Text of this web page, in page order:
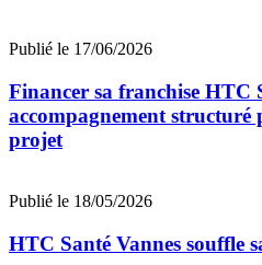
Publié le 17/06/2026
Financer sa franchise HTC
accompagnement structuré
projet
Publié le 18/05/2026
HTC Santé Vannes souffle